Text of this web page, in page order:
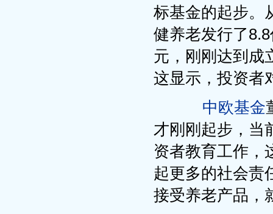
标基金的起步。
健养老发行了
元，刚刚达到成
这显示，投资者
中欧基金
才刚刚起步，当
资者教育工作，
起更多的社会责
接受养老产品，